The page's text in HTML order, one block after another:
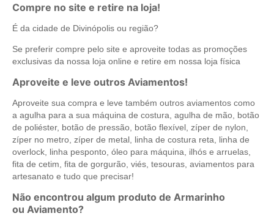
Compre no site e retire na loja!
É da cidade de Divinópolis ou região?
Se preferir compre pelo site e aproveite todas as promoções
exclusivas da nossa loja online e retire em nossa loja física
Aproveite e leve outros Aviamentos!
Aproveite sua compra e leve também outros aviamentos como
a agulha para a sua máquina de costura, agulha de mão, botão
de poliéster, botão de pressão, botão flexível, zíper de nylon,
zíper no metro, zíper de metal, linha de costura reta, linha de
overlock, linha pesponto, óleo para máquina, ilhós e arruelas,
fita de cetim, fita de gorgurão, viés, tesouras, aviamentos para
artesanato e tudo que precisar!
Não encontrou algum produto de Armarinho
ou Aviamento?